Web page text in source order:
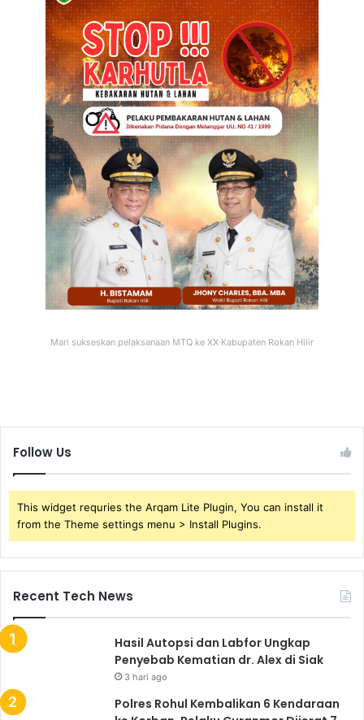
Mari sukseskan pelaksanaan MTQ ke XX Kabupaten Rokan Hilir
Follow Us
This widget requries the Arqam Lite Plugin, You can install it
from the Theme settings menu > Install Plugins.
Recent Tech News
Hasil Autopsi dan Labfor Ungkap
Penyebab Kematian dr. Alex di Siak
3 hari ago
Polres Rohul Kembalikan 6 Kendaraan